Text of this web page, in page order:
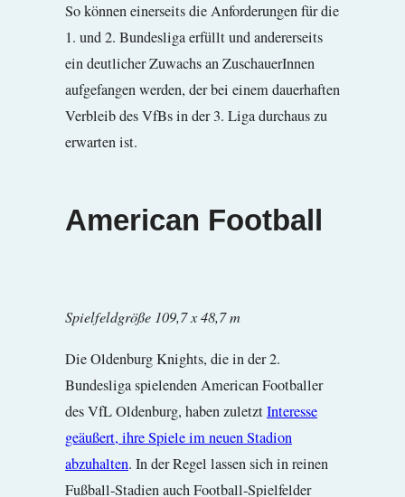
So können einerseits die Anforderungen für die
1. und 2. Bundesliga erfüllt und andererseits
ein deutlicher Zuwachs an ZuschauerInnen
aufgefangen werden, der bei einem dauerhaften
Verbleib des VfBs in der 3. Liga durchaus zu
erwarten ist.
American Football
Spielfeldgröße 109,7 x 48,7 m
Die Oldenburg Knights, die in der 2.
Bundesliga spielenden American Footballer
des VfL Oldenburg, haben zuletztInteresse
geäußert, ihre Spiele im neuen Stadion
abzuhalten. In der Regel lassen sich in reinen
Fußball-Stadien auch Football-Spielfelder